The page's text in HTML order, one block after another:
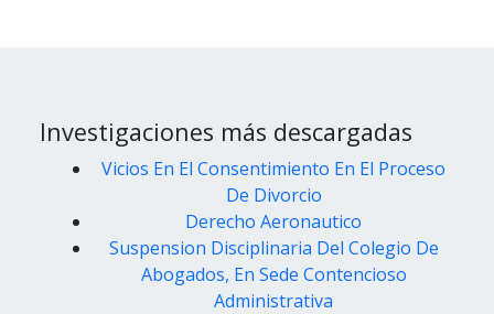
Investigaciones más descargadas
Vicios En El Consentimiento En El Proceso
De Divorcio
Derecho Aeronautico
Suspension Disciplinaria Del Colegio De
Abogados, En Sede Contencioso
Administrativa